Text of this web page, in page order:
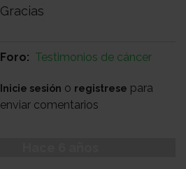
Gracias
Foro Testimonios de cáncer
Inicie sesión o registrese para
enviar comentarios